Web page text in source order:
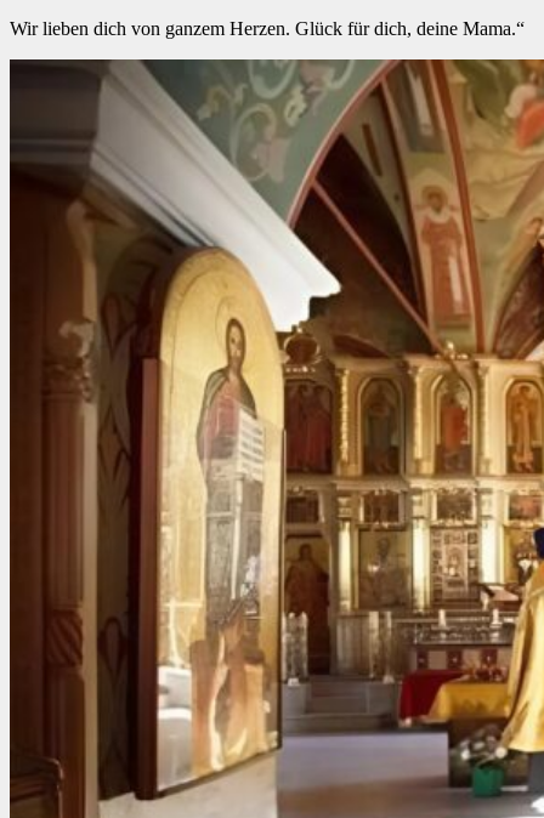
Wir lieben dich von ganzem Herzen. Glück für dich, deine Mama.“